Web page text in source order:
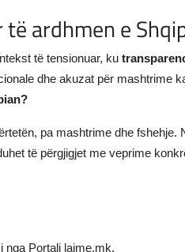
ardhmen e
të tensionuar, ku
dhe akuzat për mashtrime
pa mashtrime dhe fshehje.
të përgjigjet me veprime
nga Portali lajme.mk.